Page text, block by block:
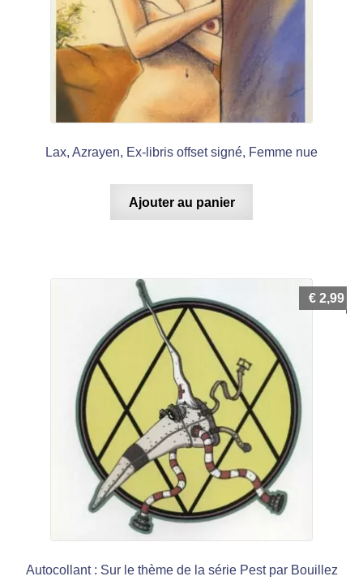
Lax, Azrayen, Ex-libris offset signé, Femme nue
Ajouter au panier
Autocollant : Sur le thème de la série Pest par Bouillez
€ 2,99